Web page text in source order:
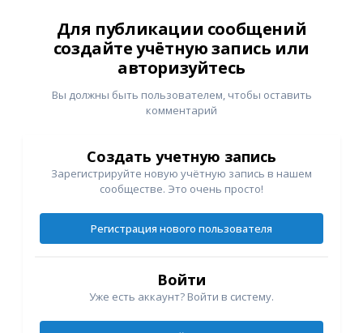
Для публикации сообщений
создайте учётную запись или
авторизуйтесь
Вы должны быть пользователем, чтобы оставить
комментарий
Создать учетную запись
Зарегистрируйте новую учётную запись в нашем
сообществе. Это очень просто!
Регистрация нового пользователя
Войти
Уже есть аккаунт? Войти в систему.